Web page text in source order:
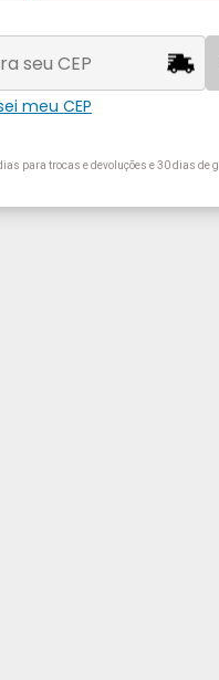
meu CEP
para trocas e devoluções e 30 dias de